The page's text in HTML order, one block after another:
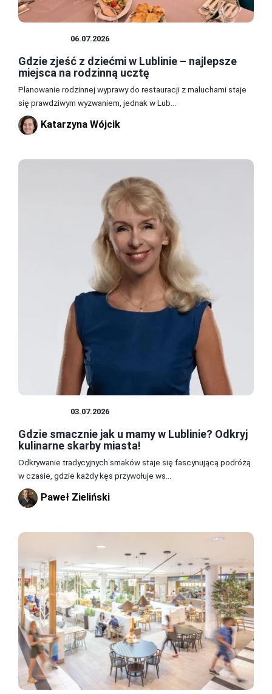
06.07.2026
Gdzie zjeść z dziećmi w Lublinie – najlepsze
miejsca na rodzinną ucztę
Planowanie rodzinnej wyprawy do restauracji z maluchami staje
się prawdziwym wyzwaniem, jednak w Lub...
Katarzyna Wójcik
03.07.2026
Gdzie smacznie jak u mamy w Lublinie? Odkryj
kulinarne skarby miasta!
Odkrywanie tradycyjnych smaków staje się fascynującą podróżą
w czasie, gdzie każdy kęs przywołuje ws...
Paweł Zieliński